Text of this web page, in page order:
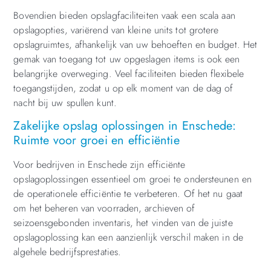
Bovendien bieden opslagfaciliteiten vaak een scala aan
opslagopties, variërend van kleine units tot grotere
opslagruimtes, afhankelijk van uw behoeften en budget. Het
gemak van toegang tot uw opgeslagen items is ook een
belangrijke overweging. Veel faciliteiten bieden flexibele
toegangstijden, zodat u op elk moment van de dag of
nacht bij uw spullen kunt.
Zakelijke opslag oplossingen in Enschede:
Ruimte voor groei en efficiëntie
Voor bedrijven in Enschede zijn efficiënte
opslagoplossingen essentieel om groei te ondersteunen en
de operationele efficiëntie te verbeteren. Of het nu gaat
om het beheren van voorraden, archieven of
seizoensgebonden inventaris, het vinden van de juiste
opslagoplossing kan een aanzienlijk verschil maken in de
algehele bedrijfsprestaties.